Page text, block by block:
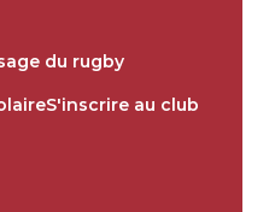
du rugby
S'inscrire au club